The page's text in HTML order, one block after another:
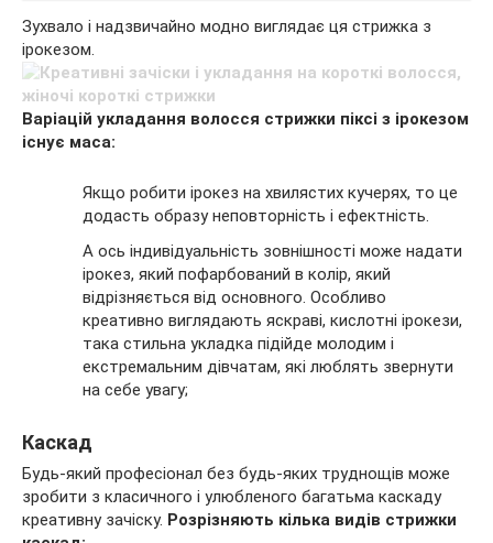
Зухвало і надзвичайно модно виглядає ця стрижка з
ірокезом.
Варіацій укладання волосся стрижки піксі з ірокезом
існує маса:
Якщо робити ірокез на хвилястих кучерях, то це
додасть образу неповторність і ефектність.
А ось індивідуальність зовнішності може надати
ірокез, який пофарбований в колір, який
відрізняється від основного. Особливо
креативно виглядають яскраві, кислотні ірокези,
така стильна укладка підійде молодим і
екстремальним дівчатам, які люблять звернути
на себе увагу;
Каскад
Будь-який професіонал без будь-яких труднощів може
зробити з класичного і улюбленого багатьма каскаду
креативну зачіску. Розрізняють кілька видів стрижки